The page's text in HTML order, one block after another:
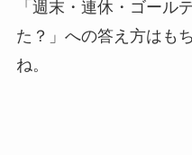
「週末・連休・ゴール
た？」への答え方はも
ね。